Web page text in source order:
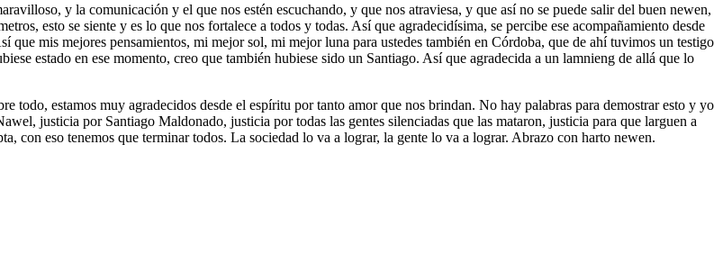
y la comunicación y el que nos estén escuchando, y que nos atraviesa, y que así no se puede salir del buen newen,
esto se siente y es lo que nos fortalece a todos y todas. Así que agradecidísima, se percibe ese acompañamiento desde
que mis mejores pensamientos, mi mejor sol, mi mejor luna para ustedes también en Córdoba, que de ahí tuvimos un testigo
estado en ese momento, creo que también hubiese sido un Santiago. Así que agradecida a un lamnieng de allá que lo
todo, estamos muy agradecidos desde el espíritu por tanto amor que nos brindan. No hay palabras para demostrar esto y yo
justicia por Santiago Maldonado, justicia por todas las gentes silenciadas que las mataron, justicia para que larguen a
con eso tenemos que terminar todos. La sociedad lo va a lograr, la gente lo va a lograr. Abrazo con harto newen.